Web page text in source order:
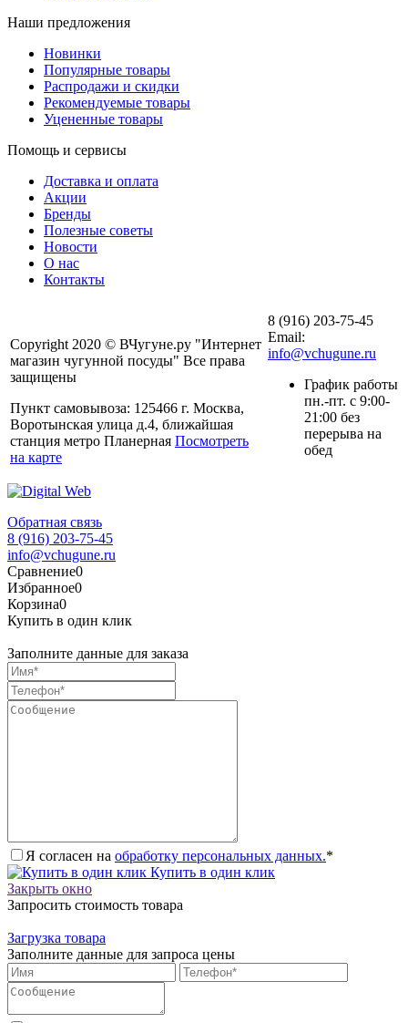
Наши предложения
Новинки
Популярные товары
Распродажи и скидки
Рекомендуемые товары
Уцененные товары
Помощь и сервисы
Доставка и оплата
Акции
Бренды
Полезные советы
Новости
О нас
Контакты
Copyright 2020 © ВЧугуне.ру "Интернет
магазин чугунной посуды" Все права
защищены
Пункт самовывоза: 125466 г. Москва,
Воротынская улица д.4, ближайшая
станция метро Планерная Посмотреть
на карте
8 (916) 203-75-45
Email:
info@vchugune.ru
График работы
пн.-пт. с 9:00-
21:00 без
перерыва на
обед
Обратная связь
8 (916) 203-75-45
info@vchugune.ru
Сравнение0
Избранное0
Корзина0
Купить в один клик
Заполните данные для заказа
Я согласен на обработку персональных данных.*
Купить в один клик
Закрыть окно
Запросить стоимость товара
Загрузка товара
Заполните данные для запроса цены